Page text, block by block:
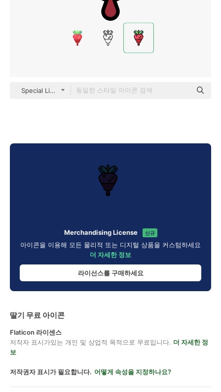
Special Lineal color
Merchandising License 신규
아이콘을 이용해 모든 물리적 또는 디지털 상품을 커스텀하세요
더 자세한 정보
라이선스를 구매하세요
딸기 무료 아이콘
Flaticon 라이센스
저작자 표시가있는 개인 및 상업적 목적으로 무료입니다. 더 자세한 정
보
저작권자 표시가 필요합니다. 어떻게 속성을 지정하나요?